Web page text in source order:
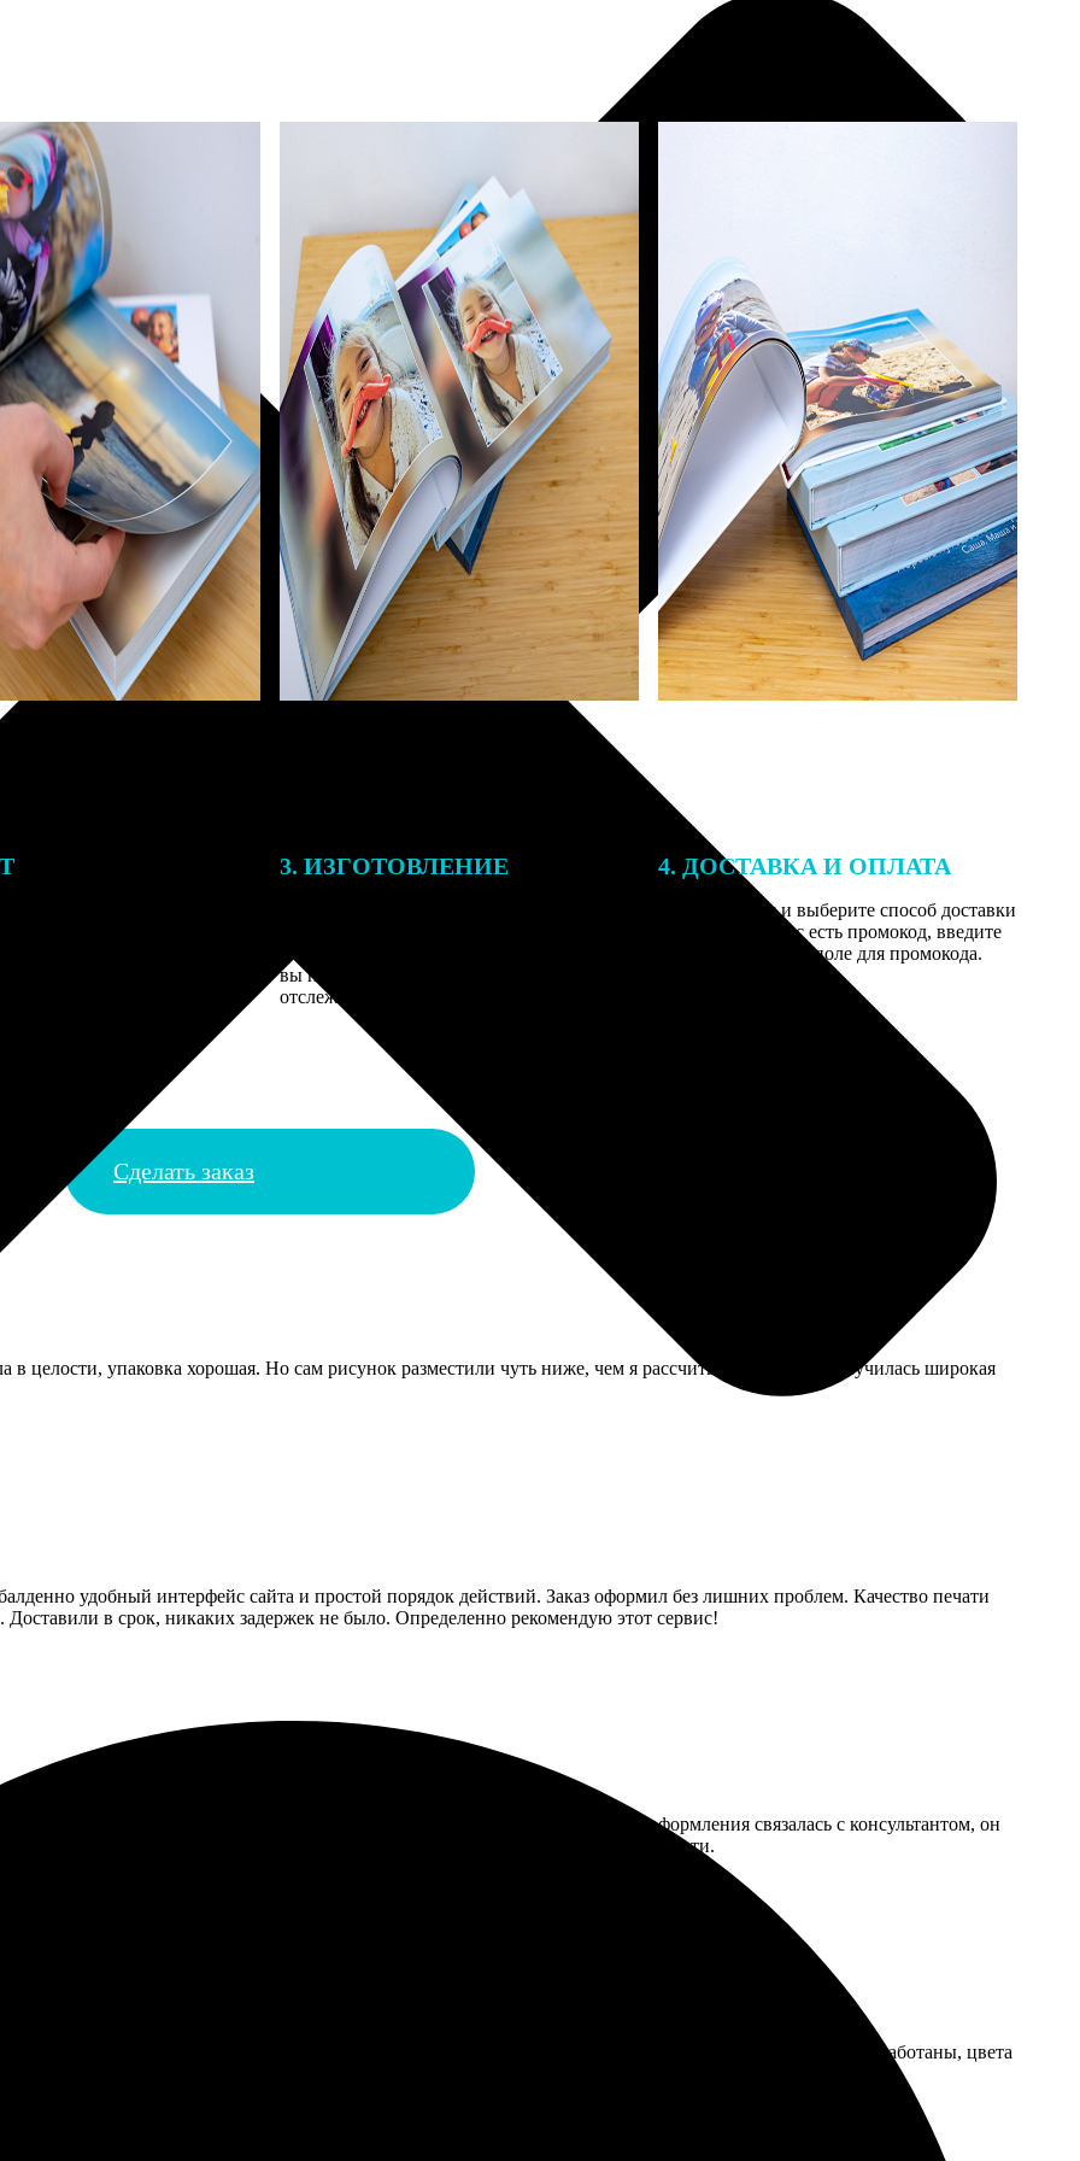
3. ИЗГОТОВЛЕНИЕ
вы получите письмо с трек-номером для
отслеживания.
4. ДОСТАВКА И ОПЛАТА
Введите адрес и выберите способ доставки
заказа. Если у вас есть промокод, введите
его в специальное поле для промокода.
Сделать заказ
целости, упаковка хорошая. Но сам рисунок разместили чуть ниже, чем я рассчитывала, сверху получилась широкая
удобный интерфейс сайта и простой порядок действий. Заказ оформил без лишних проблем. Качество печати
в срок, никаких задержек не было. Определенно рекомендую этот сервис!
На сайте легко разобралась с редактором, все интуитивно понятно. После оформления связалась с консультантом, он
Курьер привез фотокнигу вовремя, и я осталась довольна качеством печати.
печати. Заказал через сайт, легко все оформил. Доставили быстро, упаковка на высоте. Все детали проработаны, цвета